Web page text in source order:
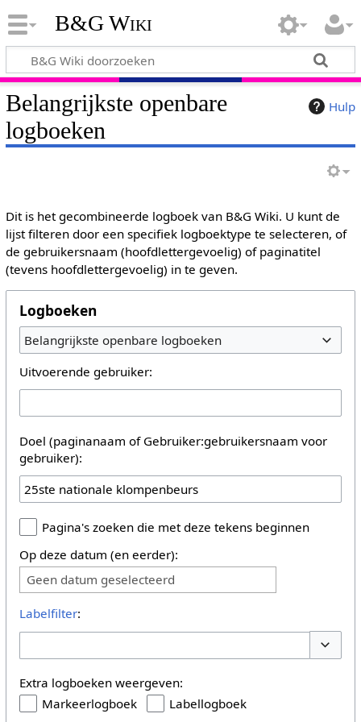
B&G Wiki
Hulp
Belangrijkste openbare
logboeken
Dit is het gecombineerde logboek van B&G Wiki. U kunt de
lijst filteren door een specifiek logboektype te selecteren, of
de gebruikersnaam (hoofdlettergevoelig) of paginatitel
(tevens hoofdlettergevoelig) in te geven.
Logboeken
Belangrijkste openbare logboeken
Uitvoerende gebruiker:
Doel (paginanaam of Gebruiker:gebruikersnaam voor
gebruiker):
Pagina's zoeken die met deze tekens beginnen
Op deze datum (en eerder):
Geen datum geselecteerd
Labelfilter:
Extra logboeken weergeven:
Markeerlogboek
Labellogboek